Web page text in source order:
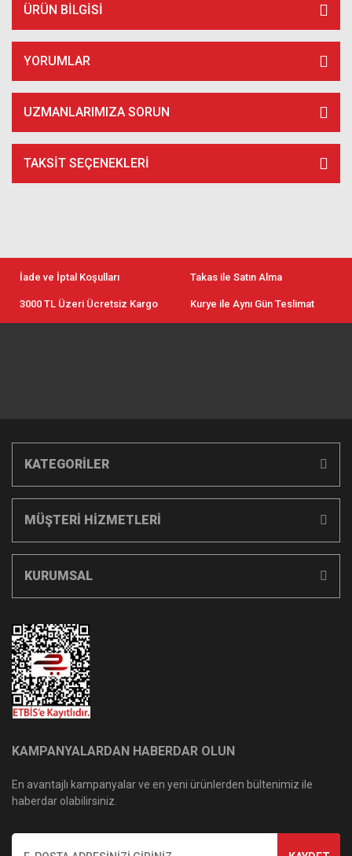
ÜRÜN BILGISI
YORUMLAR
UZMANLARIMIZA SORUN
TAKSIT SEÇENEKLERI
İade ve İptal Koşulları Takas ile Satın Alma
3000 TL Üzeri Ücretsiz Kargo Kurye ile Aynı Gün Teslimat
KATEGORİLER
MÜŞTERİ HİZMETLERİ
KURUMSAL
KAMPANYALARDAN HABERDAR OLUN
En avantajlı kampanyalar ve en yeni ürünlerden bültenimiz ile
haberdar olabilirsiniz.